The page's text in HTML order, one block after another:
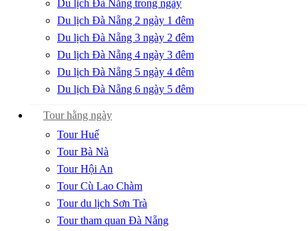
Du lịch Đà Nẵng trong ngày
Du lịch Đà Nẵng 2 ngày 1 đêm
Du lịch Đà Nẵng 3 ngày 2 đêm
Du lịch Đà Nẵng 4 ngày 3 đêm
Du lịch Đà Nẵng 5 ngày 4 đêm
Du lịch Đà Nẵng 6 ngày 5 đêm
Tour hằng ngày
Tour Huế
Tour Bà Nà
Tour Hội An
Tour Cù Lao Chàm
Tour du lịch Sơn Trà
Tour tham quan Đà Nẵng